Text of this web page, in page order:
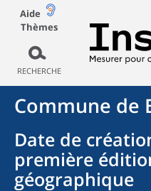
Aide
Thèmes
RECHERCHE
Commune de
Date de
première
géographique